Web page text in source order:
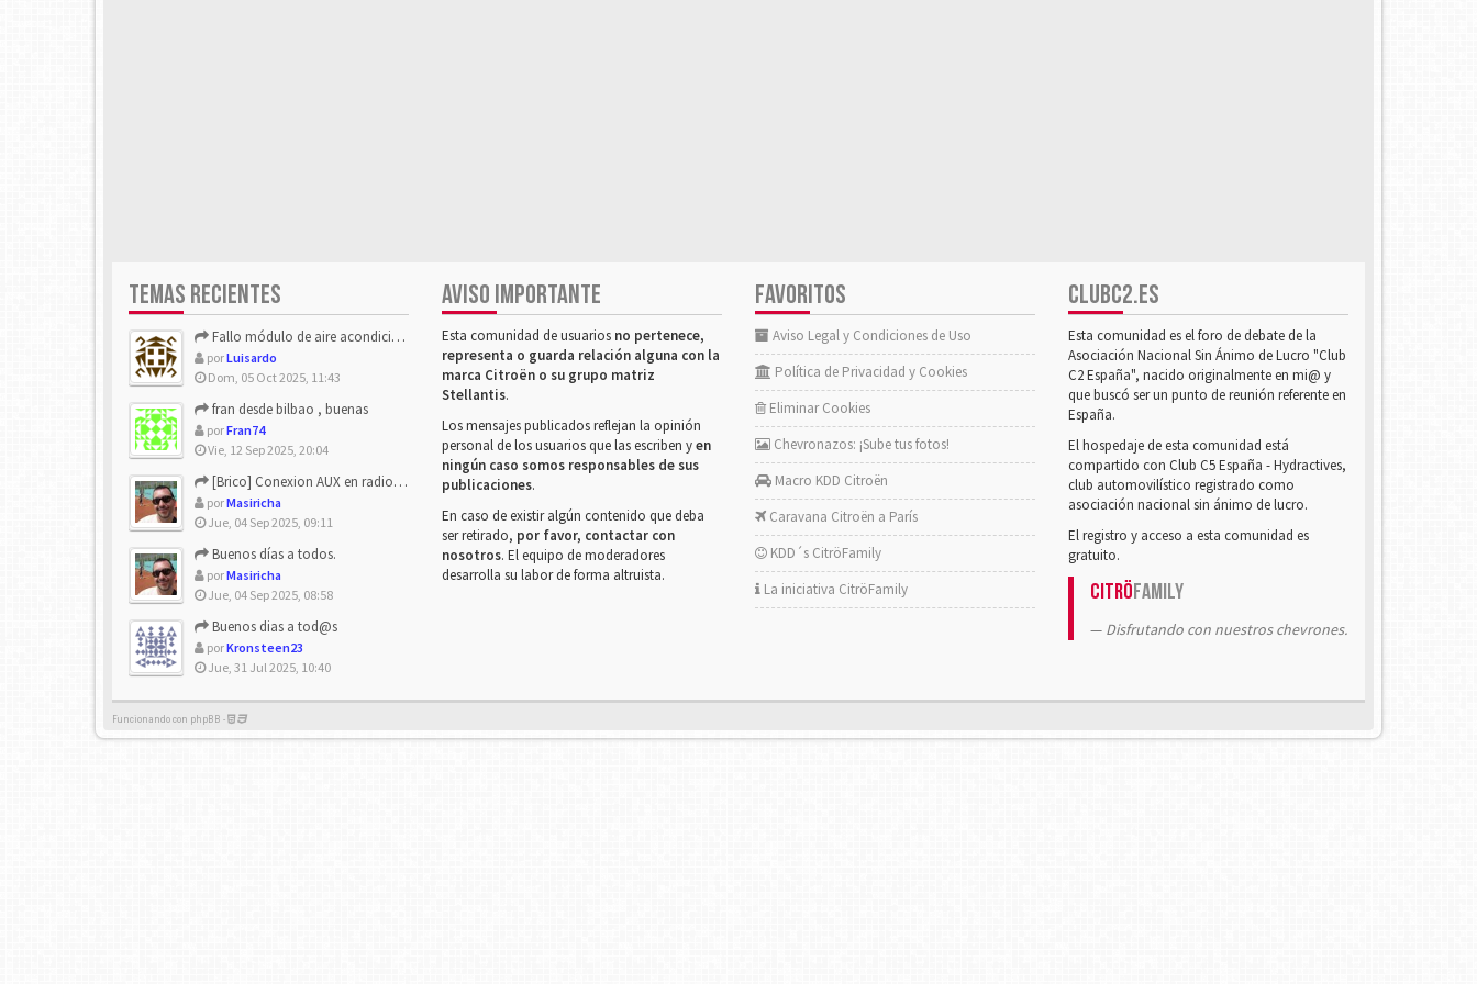
TEMAS RECIENTES
Fallo módulo de aire acondicionado
porLuisardo
Dom, 05 Oct 2025, 11:43
fran desde bilbao , buenas
porFran74
Vie, 12 Sep 2025, 20:04
[Brico] Conexion AUX en radio de origen
porMasiricha
Jue, 04 Sep 2025, 09:11
Buenos días a todos.
porMasiricha
Jue, 04 Sep 2025, 08:58
Buenos dias a tod@s
porKronsteen23
Jue, 31 Jul 2025, 10:40
AVISO IMPORTANTE
Esta comunidad de usuarios no pertenece,
representa o guarda relación alguna con la
marca Citroën o su grupo matriz
Stellantis.
Los mensajes publicados reflejan la opinión
personal de los usuarios que las escriben yen
ningún caso somos responsables de sus
publicaciones.
En caso de existir algún contenido que deba
ser retirado, por favor, contactar con
nosotros. El equipo de moderadores
desarrolla su labor de forma altruista.
FAVORITOS
Aviso Legal y Condiciones de Uso
Política de Privacidad y Cookies
Eliminar Cookies
Chevronazos: ¡Sube tus fotos!
Macro KDD Citroën
Caravana Citroën a París
KDD´s CitröFamily
La iniciativa CitröFamily
CLUBC2.ES
Esta comunidad es el foro de debate de la
Asociación Nacional Sin Ánimo de Lucro "Club
C2 España", nacido originalmente en mi@ y
que buscó ser un punto de reunión referente en
España.
El hospedaje de esta comunidad está
compartido con Club C5 España - Hydractives,
club automovilístico registrado como
asociación nacional sin ánimo de lucro.
El registro y acceso a esta comunidad es
gratuito.
CitröFamily
Disfrutando con nuestros chevrones.
Funcionando con phpBB -